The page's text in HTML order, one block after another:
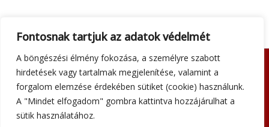
Fontosnak tartjuk az adatok védelmét
A böngészési élmény fokozása, a személyre szabott
hirdetések vagy tartalmak megjelenítése, valamint a
forgalom elemzése érdekében sütiket (cookie) használunk.
A "Mindet elfogadom" gombra kattintva hozzájárulhat a
sütik használatához.
Adatkezelési tájékoztató
Általános szerződési feltételek